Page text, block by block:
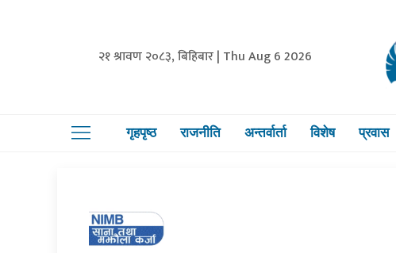
२१ श्रावण २०८३, बिहिबार | Thu Aug 6 2026
गृहपृष्ठ राजनीति अन्तर्वार्ता विशेष प्रवास